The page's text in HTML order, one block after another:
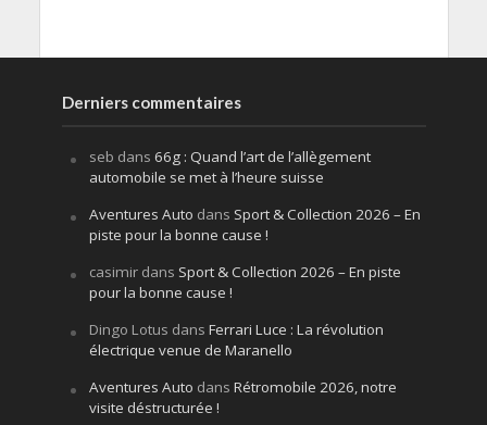
Derniers commentaires
seb dans 66g : Quand l’art de l’allègement
automobile se met à l’heure suisse
Aventures Auto dans Sport & Collection 2026 – En
piste pour la bonne cause !
casimirdans Sport & Collection 2026 – En piste
pour la bonne cause !
Dingo Lotus dans Ferrari Luce : La révolution
électrique venue de Maranello
Aventures Auto dans Rétromobile 2026, notre
visite déstructurée !